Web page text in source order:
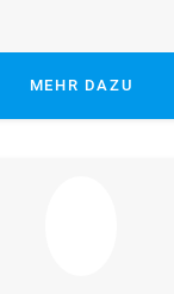
MEHR DAZU